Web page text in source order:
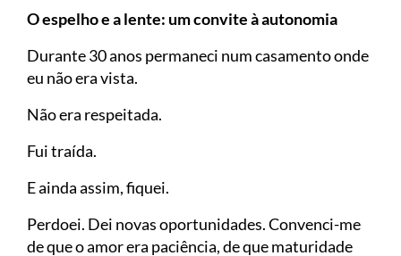
O espelho e a lente: um convite à autonomia
Durante 30 anos permaneci num casamento onde
eu não era vista.
Não era respeitada.
Fui traída.
E ainda assim, fiquei.
Perdoei. Dei novas oportunidades. Convenci-me
de que o amor era paciência, de que maturidade